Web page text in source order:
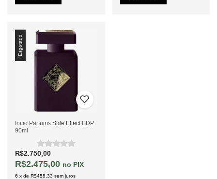
Esgotado
Initio Parfums Side Effect EDP
90ml
R$2.750,00
R$2.475,00 PIX
6 x de R$458,33 sem juros